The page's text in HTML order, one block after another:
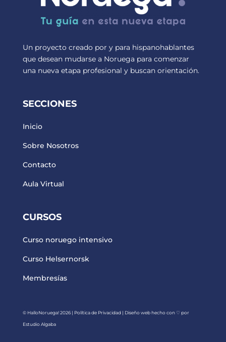
Un proyecto creado por y para hispanohablantes
que desean mudarse a Noruega para comenzar
una nueva etapa profesional y buscan orientación.
SECCIONES
Inicio
Sobre Nosotros
Contacto
Aula Virtual
CURSOS
Curso noruego intensivo
Curso Helsernorsk
Membresías
© HalloNoruega! 2026 | Política de Privacidad| Diseño web hecho con ♡ por
Estudio Algaba